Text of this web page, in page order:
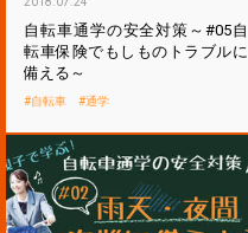
自転車通学の安全対策～#05自
転車保険でもしものトラブルに
備える～
自転車 通学